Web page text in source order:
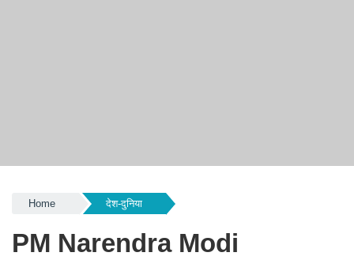
Home देश-दुनिया
PM Narendra Modi